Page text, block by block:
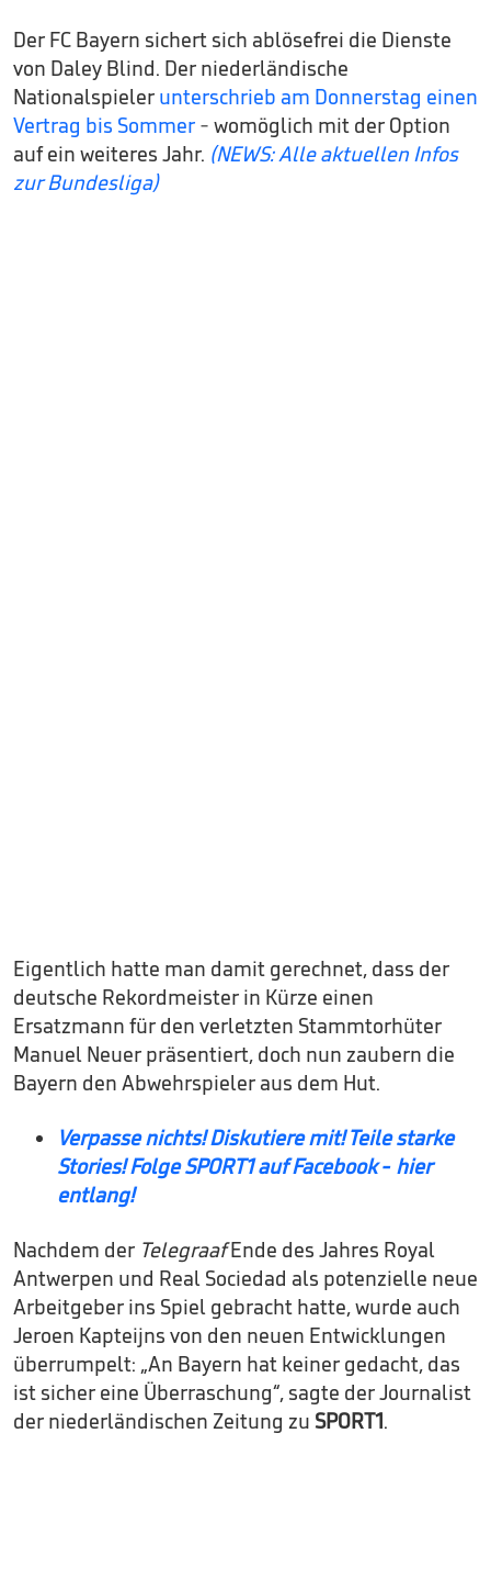
Der FC Bayern sichert sich ablösefrei die Dienste
von Daley Blind. Der niederländische
Nationalspieler unterschrieb am Donnerstag einen
Vertrag bis Sommer - womöglich mit der Option
auf ein weiteres Jahr. (NEWS: Alle aktuellen Infos
zur Bundesliga)
Eigentlich hatte man damit gerechnet, dass der
deutsche Rekordmeister in Kürze einen
Ersatzmann für den verletzten Stammtorhüter
Manuel Neuer präsentiert, doch nun zaubern die
Bayern den Abwehrspieler aus dem Hut.
Verpasse nichts! Diskutiere mit! Teile starke
Stories! Folge SPORT1 auf Facebook - hier
entlang!
Nachdem der TelegraafEnde des Jahres Royal
Antwerpen und Real Sociedad als potenzielle neue
Arbeitgeber ins Spiel gebracht hatte, wurde auch
Jeroen Kapteijns von den neuen Entwicklungen
überrumpelt: „An Bayern hat keiner gedacht, das
ist sicher eine Überraschung“, sagte der Journalist
der niederländischen Zeitung zu SPORT1.